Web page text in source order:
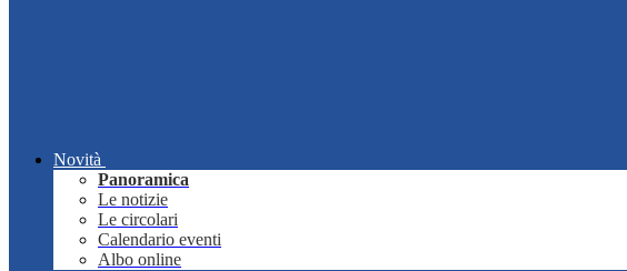
Novità
Panoramica
Le notizie
Le circolari
Calendario eventi
Albo online